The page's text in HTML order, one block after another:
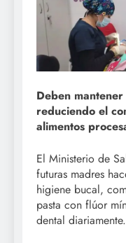
Deben
reduciendo el
alimentos
El Ministerio de
futuras madres
higiene bucal,
pasta con flúor
dental diariamente.